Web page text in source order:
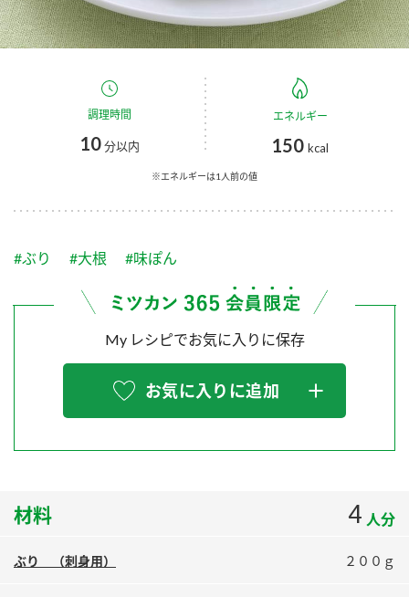
つゆ たれ
スープ 中華
ふりかけ
炊き込みご飯の素 米飯用調味液
くらしプラ酢
カンタン酢
お酢ドリンク
つゆ
PIN印
スペシャルサイト
お酢を知ろう！
ぽん酢サワー
鍋奉行マニュアル
国内事業概要
企業理念
ミツカンの歴史
ミツカンを知る
環境への取り組み
ZENB initiative
MIM（ミツカンミュージアム）
各部門が大切にしていること
販売終了製品のご案内
よくあるご質問
地図から取り扱い店舗を探す
調理時間
10分以内
エネルギー
150 kcal
※エネルギーは1人前の値
#ぶり #大根 #味ぽん
My レシピでお気に入りに保存
お気に入りに追加
材料 4 人分
ぶり （刺身用） ２００ｇ